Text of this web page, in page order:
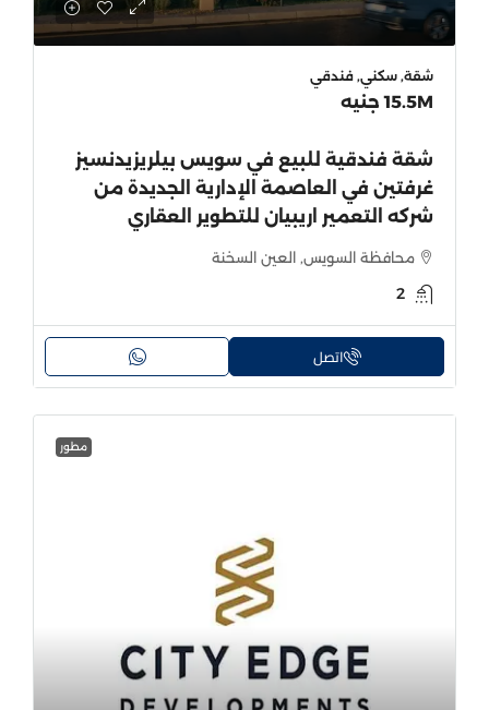
شقة, سكني, فندقي
15.5M جنيه
شقة فندقية للبيع في سويس بيلريزيدنسيز
غرفتين في العاصمة الإدارية الجديدة من
شركه التعمير اريبيان للتطوير العقاري
محافظة السويس, العين السخنة
2
اتصل
مطور